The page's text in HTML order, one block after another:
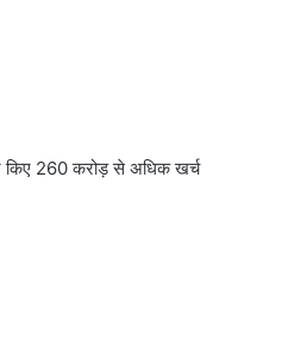
किए 260 करोड़ से अधिक खर्च